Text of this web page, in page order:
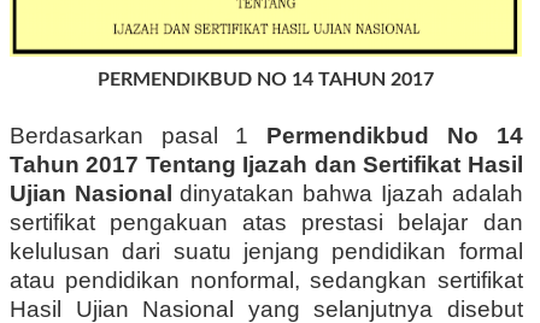
PERMENDIKBUD NO 14 TAHUN 2017
Berdasarkan pasal 1 Permendikbud No 14
Tahun 2017 Tentang Ijazah dan Sertifikat Hasil
Ujian Nasional dinyatakan bahwa Ijazah adalah
sertifikat pengakuan atas prestasi belajar dan
kelulusan dari suatu jenjang pendidikan formal
atau pendidikan nonformal, sedangkan sertifikat
Hasil Ujian Nasional yang selanjutnya disebut